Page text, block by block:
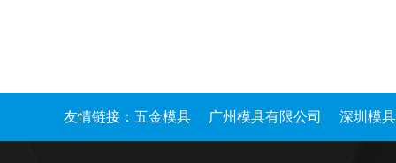
友情链接： 五金模具 广州模具有限公司 深圳模